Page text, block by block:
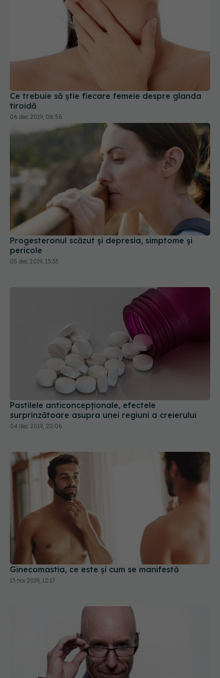
Ce trebuie să știe fiecare femeie despre glanda
tiroidă
06 dec 2019, 08:56
Progesteronul scăzut și depresia, simptome și
pericole
05 dec 2019, 13:33
Pastilele anticoncepționale, efectele
surprinzătoare asupra unei regiuni a creierului
04 dec 2019, 20:06
Ginecomastia, ce este și cum se manifestă
13 noi 2019, 12:17